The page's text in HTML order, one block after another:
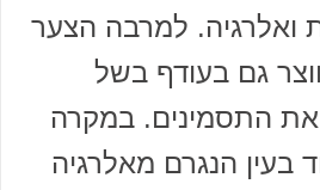
ואלרגיה. למרבה הצער
גם בעודף בשל
את התסמינים. במקרה
בעין הנגרם מאלרגיה